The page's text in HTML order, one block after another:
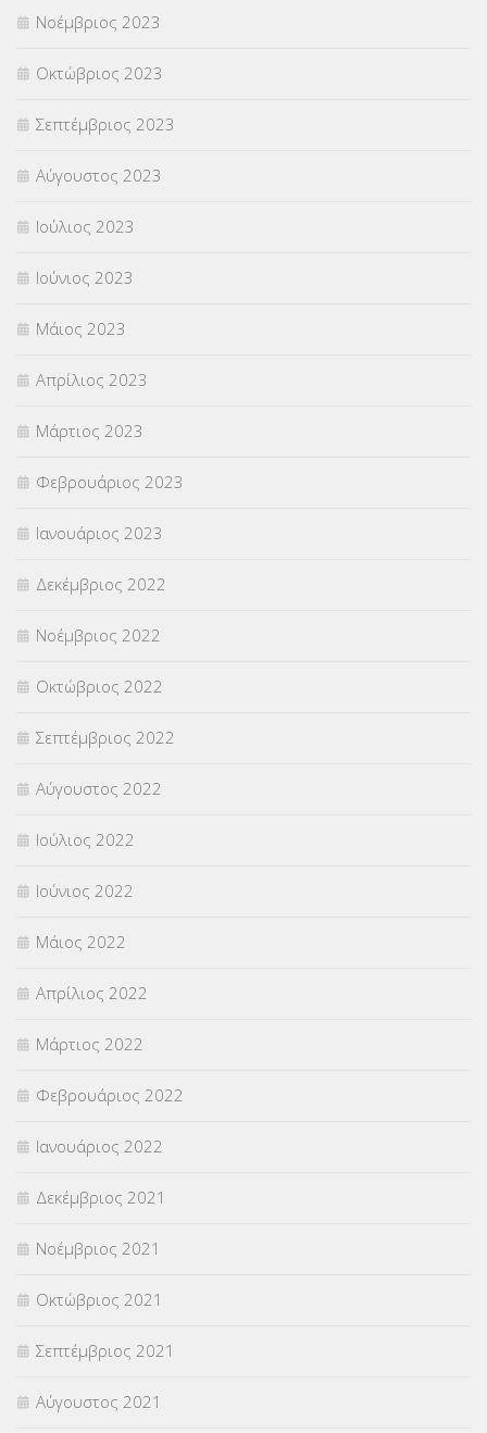
Νοέμβριος 2023
Οκτώβριος 2023
Σεπτέμβριος 2023
Αύγουστος 2023
Ιούλιος 2023
Ιούνιος 2023
Μάιος 2023
Απρίλιος 2023
Μάρτιος 2023
Φεβρουάριος 2023
Ιανουάριος 2023
Δεκέμβριος 2022
Νοέμβριος 2022
Οκτώβριος 2022
Σεπτέμβριος 2022
Αύγουστος 2022
Ιούλιος 2022
Ιούνιος 2022
Μάιος 2022
Απρίλιος 2022
Μάρτιος 2022
Φεβρουάριος 2022
Ιανουάριος 2022
Δεκέμβριος 2021
Νοέμβριος 2021
Οκτώβριος 2021
Σεπτέμβριος 2021
Αύγουστος 2021